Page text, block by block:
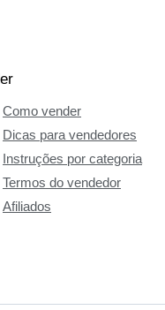
Como vender
Dicas para vendedores
Instruções por categoria
Termos do vendedor
Afiliados